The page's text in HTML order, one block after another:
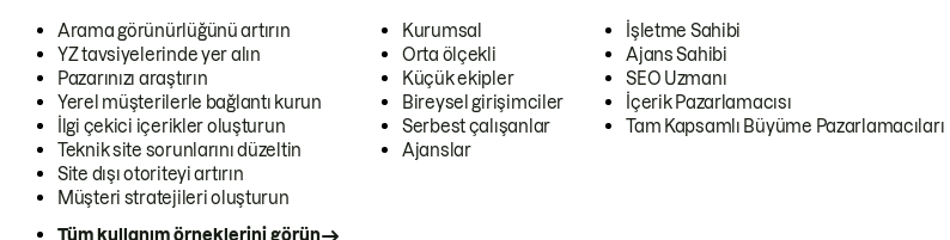
Arama görünürlüğünü artırın
YZ tavsiyelerinde yer alın
Pazarınızı araştırın
Yerel müşterilerle bağlantı kurun
İlgi çekici içerikler oluşturun
Teknik site sorunlarını düzeltin
Site dışı otoriteyi artırın
Müşteri stratejileri oluşturun
Tüm kullanım örneklerini görün
Kurumsal
Orta ölçekli
Küçük ekipler
Bireysel girişimciler
Serbest çalışanlar
Ajanslar
İşletme Sahibi
Ajans Sahibi
SEO Uzmanı
İçerik Pazarlamacısı
Tam Kapsamlı Büyüme Pazarlamacıları